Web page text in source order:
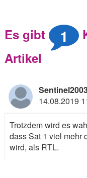
Es gibt 1
Artikel
14.08.2019
Trotzdem wird es
dass Sat 1 viel mehr
wird, als RTL.